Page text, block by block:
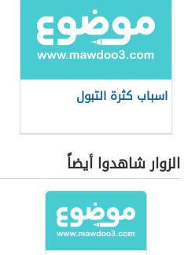
اسباب كثرة التبول
الزوار شاهدوا أيضاً